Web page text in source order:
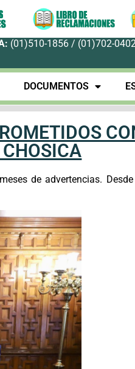
(01)510-1856 / (01)702-
DOCUMENTOS
de advertencias. Desde